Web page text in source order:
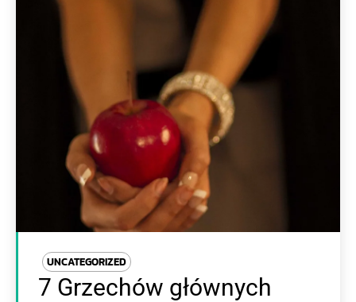
UNCATEGORIZED
7 Grzechów głównych